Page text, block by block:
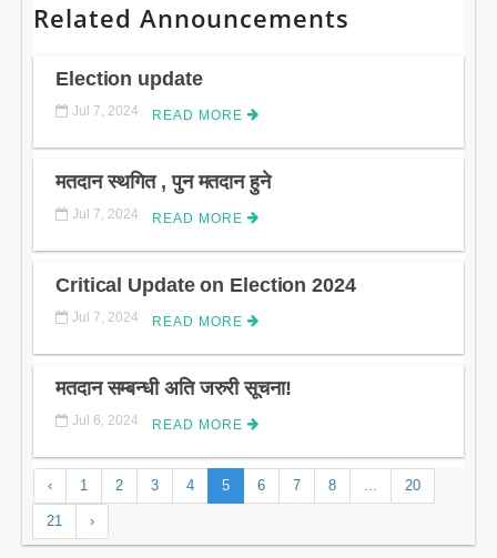
AWARDS
GALLERY
LITERATURE
Related Announcements
Election update
Jul 7, 2024 READ MORE
मतदान स्थगित , पुन मतदान हुने
Jul 7, 2024 READ MORE
Critical Update on Election 2024
Jul 7, 2024 READ MORE
मतदान सम्बन्धी अति जरुरी सूचना!
Jul 6, 2024 READ MORE
‹ 1 2 3 4 5 6 7 8 ... 20
21 ›